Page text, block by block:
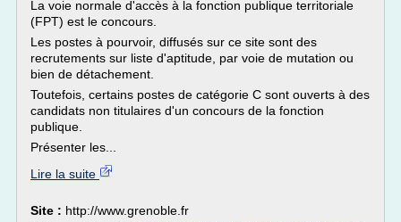
La voie normale d'accès à la fonction publique territoriale
(FPT) est le concours.
Les postes à pourvoir, diffusés sur ce site sont des
recrutements sur liste d'aptitude, par voie de mutation ou
bien de détachement.
Toutefois, certains postes de catégorie C sont ouverts à des
candidats non titulaires d'un concours de la fonction
publique.
Présenter les...
Lire la suite
Site : http://www.grenoble.fr